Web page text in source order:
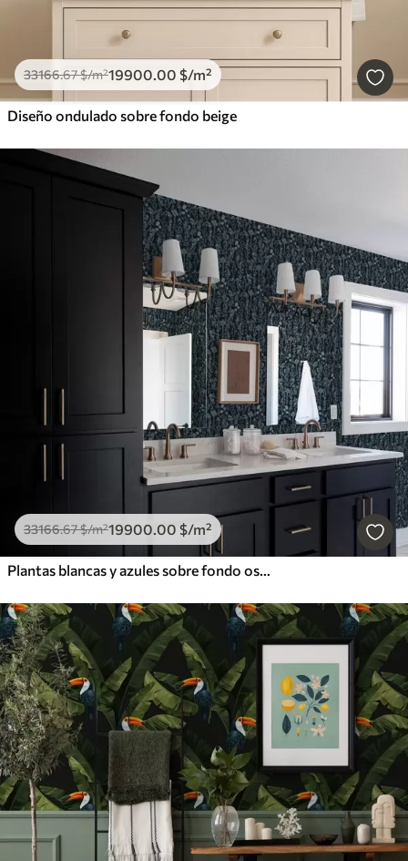
33166.67$/m²19900.00 $/m²
Diseño ondulado sobre fondo beige
33166.67$/m²19900.00 $/m²
Plantas blancas y azules sobre fondo oscuro